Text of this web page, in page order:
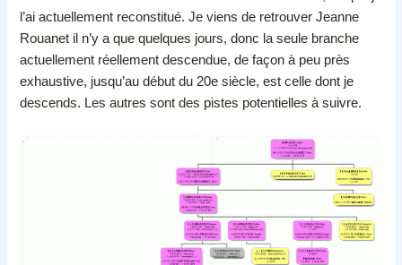
l’ai actuellement reconstitué. Je viens de retrouver Jeanne
Rouanet il n’y a que quelques jours, donc la seule branche
actuellement réellement descendue, de façon à peu près
exhaustive, jusqu’au début du 20e siècle, est celle dont je
descends. Les autres sont des pistes potentielles à suivre.